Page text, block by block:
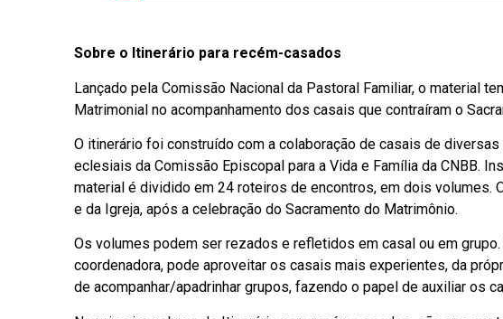
Sobre o Itinerário para recém-casados
Lançado pela Comissão Nacional da Pastoral Familiar, o material
Matrimonial no acompanhamento dos casais que contraíram o
O itinerário foi construído com a colaboração de casais de
eclesiais da Comissão Episcopal para a Vida e Família da CNBB.
material é dividido em 24 roteiros de encontros, em dois volumes.
e da Igreja, após a celebração do Sacramento do Matrimônio.
Os volumes podem ser rezados e refletidos em casal ou em
coordenadora, pode aproveitar os casais mais experientes, da
de acompanhar/apadrinhar grupos, fazendo o papel de auxiliar os